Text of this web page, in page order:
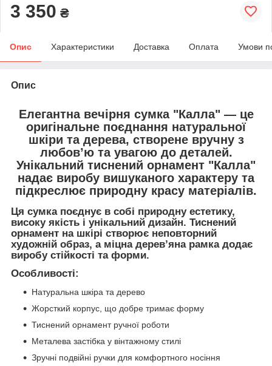
3 350 ₴
Опис Характеристики Доставка Оплата Умови
Опис
Елегантна вечірня сумка "Калла"— це
оригінальне поєднання натуральної
шкіри та дерева, створене вручну з
любов’ю та увагою до деталей.
Унікальний тиснений орнамент "Калла"
надає виробу вишуканого характеру та
підкреслює природну красу матеріалів.
Ця сумка поєднує в собі природну естетику,
високу якість і унікальний дизайн. Тиснений
орнамент на шкірі створює неповторний
художній образ, а міцна дерев’яна рамка додає
виробу стійкості та форми.
Особливості:
Натуральна шкіра та дерево
Жорсткий корпус, що добре тримає форму
Тиснений орнамент ручної роботи
Металева застібка у вінтажному стилі
Зручні подвійні ручки для комфортного носіння